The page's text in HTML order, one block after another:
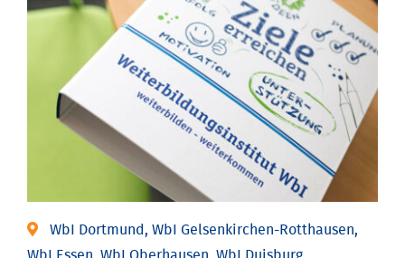
WbI Dortmund, WbI Gelsenkirchen-Rotthausen,